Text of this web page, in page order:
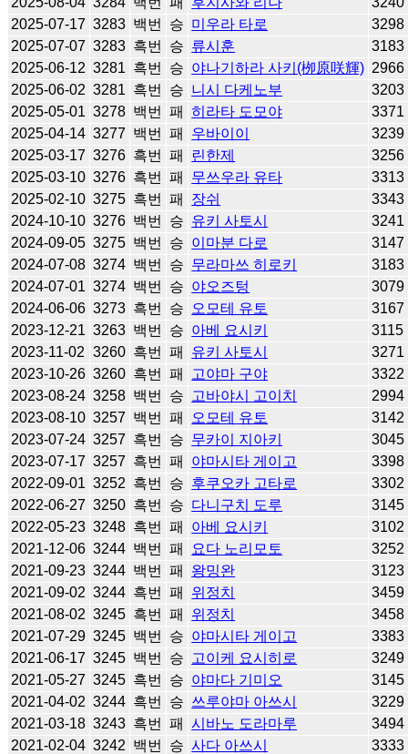
2025-07-17 3283 백번 승 미우라 타로
3298
2025-07-07 3283 흑번 승 류시훈
3183
2025-06-12 3281 흑번 승 야나기하라 사키(栁原咲輝) 2966
2025-06-02 3281 흑번 승 니시 다케노부
3203
2025-05-01 3278 백번 패 히라타 도모야
3371
2025-04-14 3277 백번 패 우바이이
3239
2025-03-17 3276 흑번 패 린한제
3256
2025-03-10 3276 흑번 패 무쓰우라 유타
3313
2025-02-10 3275 흑번 패 장쉬
3343
2024-10-10 3276 백번 승 유키 사토시
3241
2024-09-05 3275 백번 승 이마분 다로
3147
2024-07-08 3274 백번 승 무라마쓰 히로키
3183
2024-07-01 3274 백번 승 야오즈텅
3079
2024-06-06 3273 흑번 승 오모테 유토
3167
2023-12-21 3263 백번 승 아베 요시키
3115
2023-11-02 3260 흑번 패 유키 사토시
3271
2023-10-26 3260 흑번 패 고야마 구야
3322
2023-08-24 3258 백번 승 고바야시 고이치
2994
2023-08-10 3257 백번 패 오모테 유토
3142
2023-07-24 3257 흑번 승 무카이 지아키
3045
2023-07-17 3257 흑번 패 야마시타 게이고
3398
2022-09-01 3252 흑번 승 후쿠오카 고타로
3302
2022-06-27 3250 흑번 승 다니구치 도루
3145
2022-05-23 3248 흑번 패 아베 요시키
3102
2021-12-06 3244 백번 패 요다 노리모토
3252
2021-09-23 3244 백번 패 왕밍완
3123
2021-09-02 3244 흑번 패 위정치
3459
2021-08-02 3245 흑번 패 위정치
3458
2021-07-29 3245 백번 승 야마시타 게이고
3383
2021-06-17 3245 백번 승 고이케 요시히로
3249
2021-05-27 3245 흑번 승 야마다 기미오
3145
2021-04-02 3244 흑번 승 쓰루야마 아쓰시
3229
2021-03-18 3243 흑번 패 시바노 도라마루
3494
2021-02-04 3242 백번 승 사다 아쓰시
3333